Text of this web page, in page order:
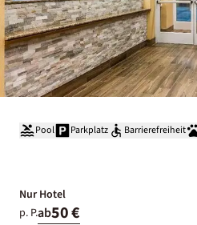
Pool Parkplatz Barrierefreiheit
Nur Hotel
p. P.ab50 €